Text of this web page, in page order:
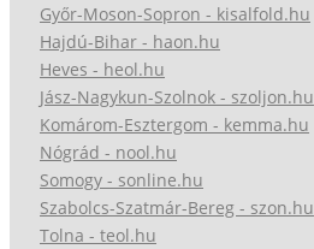
Győr-Moson-Sopron - kisalfold.hu
Hajdú-Bihar - haon.hu
Heves - heol.hu
Jász-Nagykun-Szolnok - szoljon.hu
Komárom-Esztergom - kemma.hu
Nógrád - nool.hu
Somogy - sonline.hu
Szabolcs-Szatmár-Bereg - szon.hu
Tolna - teol.hu